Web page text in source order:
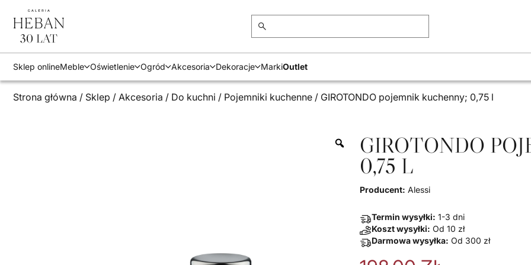
Sklep onlineMeble Oświetlenie Ogród Akcesoria Dekoracje MarkiOutlet
Strona główna / Sklep / Akcesoria / Do kuchni / Pojemniki kuchenne / GIROTONDO pojemnik kuchenny; 0,75 l
GIROTONDO
0,75 L
Producent: Alessi
Termin wysyłki: 1-3 dni
Koszt wysyłki: Od 10 zł
Darmowa wysyłka: Od 300 zł